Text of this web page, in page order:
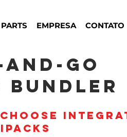
EMPRESA CONTATO
Go